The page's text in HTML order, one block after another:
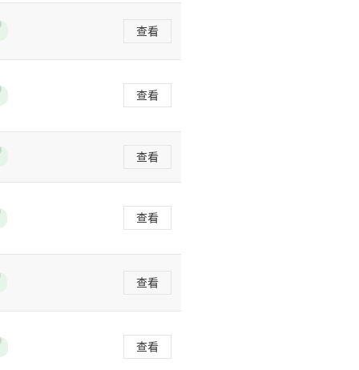
查看
查看
查看
查看
查看
查看